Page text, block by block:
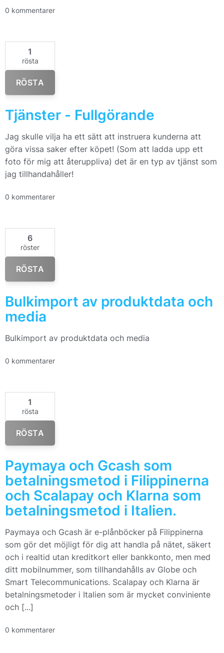
0 kommentarer
1
rösta
RÖSTA
Tjänster - Fullgörande
Jag skulle vilja ha ett sätt att instruera kunderna att
göra vissa saker efter köpet! (Som att ladda upp ett
foto för mig att återuppliva) det är en typ av tjänst som
jag tillhandahåller!
0 kommentarer
6
röster
RÖSTA
Bulkimport av produktdata och
media
Bulkimport av produktdata och media
0 kommentarer
1
rösta
RÖSTA
Paymaya och Gcash som
betalningsmetod i Filippinerna
och Scalapay och Klarna som
betalningsmetod i Italien.
Paymaya och Gcash är e-plånböcker på Filippinerna
som gör det möjligt för dig att handla på nätet, säkert
och i realtid utan kreditkort eller bankkonto, men med
ditt mobilnummer, som tillhandahålls av Globe och
Smart Telecommunications. Scalapay och Klarna är
betalningsmetoder i Italien som är mycket conviniente
och [...]
0 kommentarer